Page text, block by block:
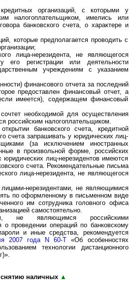
организаций, с которыми у
налогоплательщиком, имелись или
банковского счета, о характере и
которые предполагается проводить с
лица-нерезидента, не являющегося
его регистрации или деятельности
учреждениям с указанием
финансового отчета за последний
предоставлен финансовый отчет, а
имеется), содержащем финансовый
необходимой для осуществления
российским налогоплательщиком.
банковского счета, кредитной
счета запрашивать у юридических лиц-
(за исключением иностранных
в произвольной форме, российских
лиц-нерезидентов имеются
счета. Рекомендательные письма
лица-нерезидента, не являющегося
нерезидентами, не являющимися
по оформленному в письменном виде
им сотрудника головного офиса
самостоятельно.
не являющимся российскими
о проведении операций по банковскому
и иные средства, рекомендуется
2007 года N 60-Т «Об особенностях
технологии дистанционного
наличных ▲